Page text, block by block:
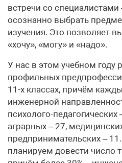
встречи со
осознанно выбрать
изучения. Это позволяет
«хочу», «могу» и «надо».
У нас в этом учебном году
профильных
11-х классах, причём
инженерной
психолого-
аграрных – 27,
предпринимательских –
планируем довести число